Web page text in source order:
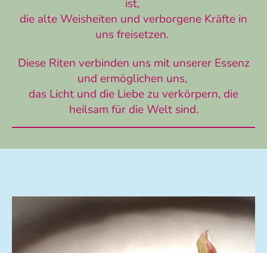
ist,
die alte Weisheiten und verborgene Kräfte in
uns freisetzen.
Diese Riten verbinden uns mit unserer Essenz
und ermöglichen uns,
das Licht und die Liebe zu verkörpern, die
heilsam für die Welt sind.